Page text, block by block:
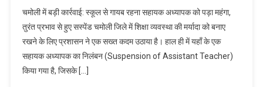
Replacement)
घोषित
में
बड़ी
कार्रवाई:
स्कूल
चमोली में बड़ी कार्रवाई: स्कूल से गायब रहना सहायक अध्यापक को पड़ा महंगा,
तुरंत प्रभाव से हुए सस्पेंड चमोली जिले में शिक्षा व्यवस्था की मर्यादा को बनाए
रखने के लिए प्रशासन ने एक सख्त कदम उठाया है। हाल ही में यहाँ के एक
सहायक अध्यापक का निलंबन (Suspension of Assistant Teacher)
किया गया है, जिसके […]